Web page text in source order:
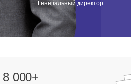
Генеральный директор
8 000+